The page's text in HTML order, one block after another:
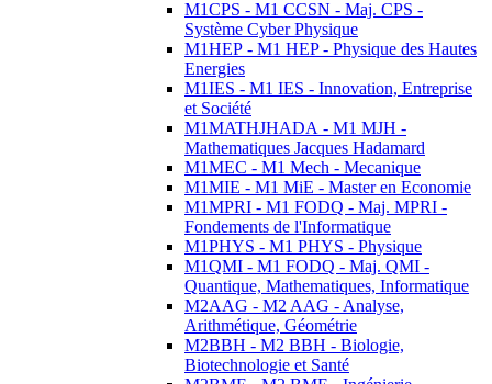
M1CPS - M1 CCSN - Maj. CPS -
Système Cyber Physique
M1HEP - M1 HEP - Physique des Hautes
Energies
M1IES - M1 IES - Innovation, Entreprise
et Société
M1MATHJHADA - M1 MJH -
Mathematiques Jacques Hadamard
M1MEC - M1 Mech - Mecanique
M1MIE - M1 MiE - Master en Economie
M1MPRI - M1 FODQ - Maj. MPRI -
Fondements de l'Informatique
M1PHYS - M1 PHYS - Physique
M1QMI - M1 FODQ - Maj. QMI -
Quantique, Mathematiques, Informatique
M2AAG - M2 AAG - Analyse,
Arithmétique, Géométrie
M2BBH - M2 BBH - Biologie,
Biotechnologie et Santé